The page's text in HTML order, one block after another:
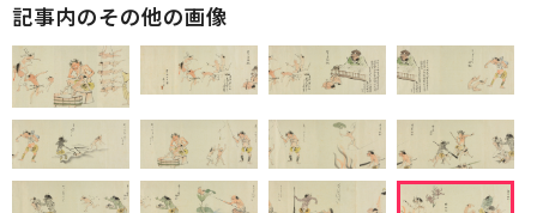
記事内のその他の画像